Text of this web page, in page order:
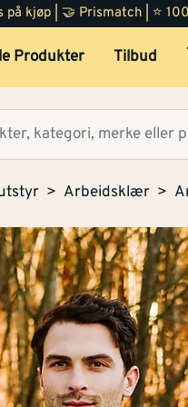
kjøp | 🤝 Prismatch | ⭐
Produkter Tilbud
Arbeidsklær